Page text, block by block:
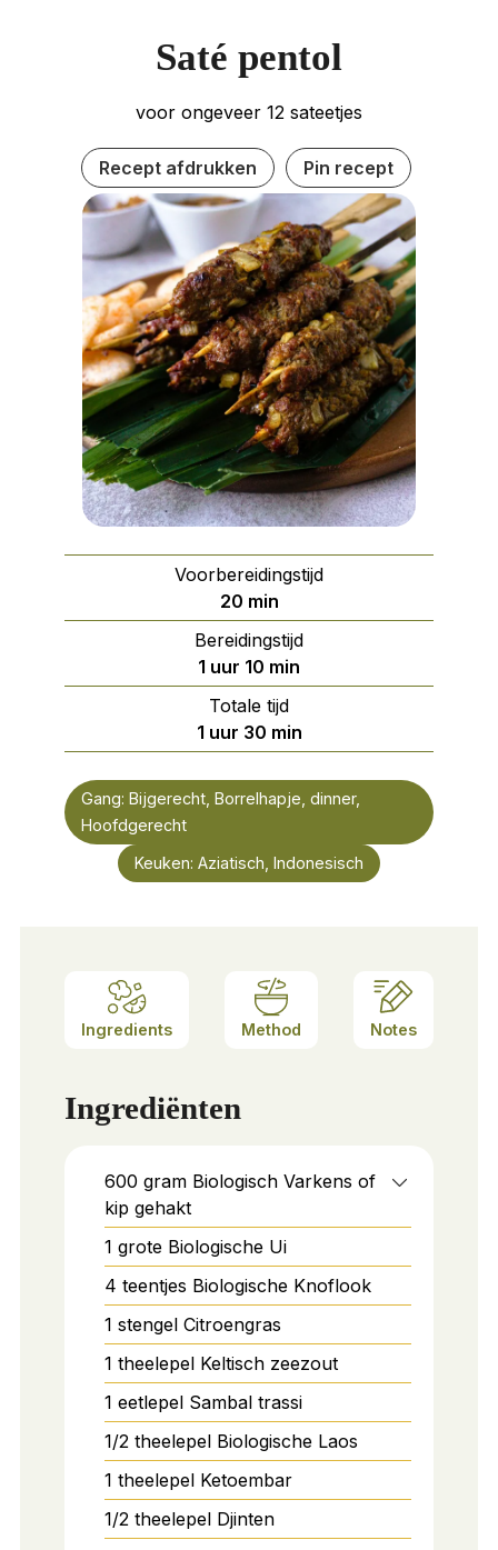
Saté pentol
voor ongeveer 12 sateetjes
Recept afdrukken Pin recept
Voorbereidingstijd
20minuten
min
Bereidingstijd
1 uur
uur 10 minuten
min
Totale tijd
1uur
uur 30minuten
min
Gang: Bijgerecht, Borrelhapje, dinner,
Hoofdgerecht
Keuken: Aziatisch, Indonesisch
Ingredients Method Notes
Ingrediënten
600 gram Biologisch Varkens of
kip gehakt
1 grote Biologische Ui
4 teentjes Biologische Knoflook
1 stengel Citroengras
1 theelepel Keltisch zeezout
1 eetlepel Sambal trassi
1/2 theelepel Biologische Laos
1 theelepel Ketoembar
1/2 theelepel Djinten